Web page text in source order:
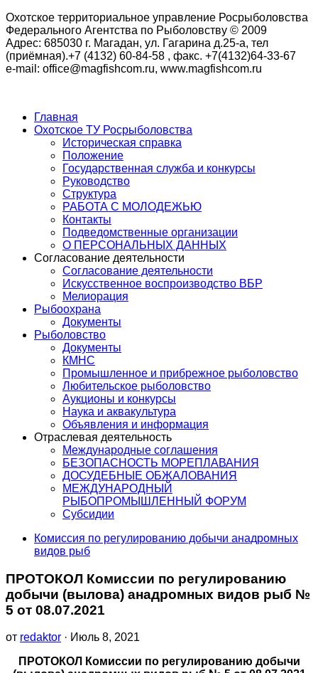
Охотское территориальное управление Росрыболовства
Федерального Агентства по Рыболовству © 2009
Адрес: 685030 г. Магадан, ул. Гагарина д.25-а, тел
(приёмная).+7 (4132) 60-84-58 , факс. +7(4132)64-33-67
e-mail: office@magfishcom.ru, www.magfishcom.ru
Главная
Охотское ТУ Росрыболовства
Историческая справка
Положение
Государственная служба и конкурсы
Руководство
Структура
РАБОТА С МОЛОДЕЖЬЮ
Контакты
Подведомственные организации
О ПЕРСОНАЛЬНЫХ ДАННЫХ
Согласование деятельности
Согласование деятельности
Искусственное воспроизводство ВБР
Мелиорация
Рыбоохрана
Документы
Рыболовство
Документы
КМНС
Промышленное и прибрежное рыболовство
Любительское рыболовство
Аукционы и конкурсы
Наука и аквакультура
Объявления и информация
Отраслевая деятельность
Международные соглашения
БЕЗОПАСНОСТЬ МОРЕПЛАВАНИЯ
ДОСУДЕБНЫЕ ОБЖАЛОВАНИЯ
МЕЖДУНАРОДНЫЙ
РЫБОПРОМЫШЛЕННЫЙ ФОРУМ
Субсидии
Комиссия по регулированию добычи анадромных
видов рыб
ПРОТОКОЛ Комиссии по регулированию
добычи (вылова) анадромных видов рыб №
5 от 08.07.2021
от redaktor · Июль 8, 2021
ПРОТОКОЛ Комиссии по регулированию добычи